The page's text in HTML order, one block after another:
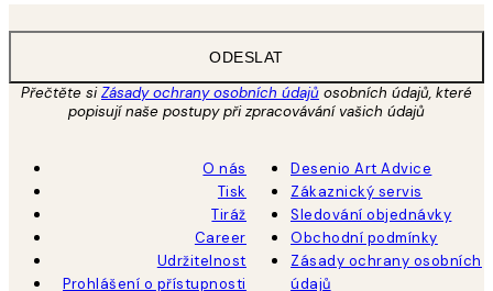
ODESLAT
Přečtěte siZásady ochrany osobních údajů osobních údajů, které
popisují naše postupy při zpracovávání vašich údajů
O nás
Tisk
Tiráž
Career
Udržitelnost
Prohlášení o přístupnosti
Desenio Art Advice
Zákaznický servis
Sledování objednávky
Obchodní podmínky
Zásady ochrany osobních
údajů